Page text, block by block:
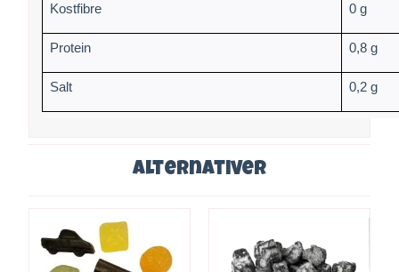
Kostfibre 0 g
Protein 0,8 g
Salt 0,2 g
Alternativer